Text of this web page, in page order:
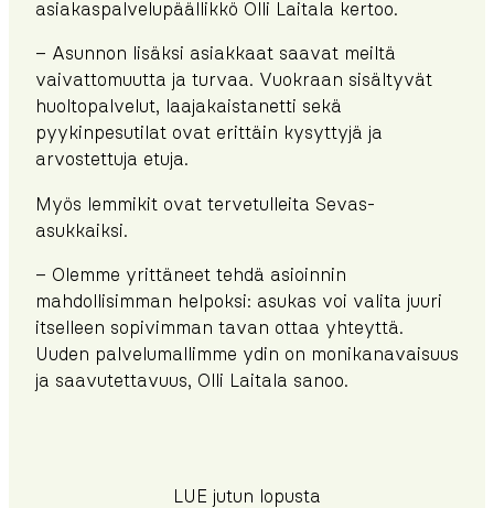
asiakaspalvelupäällikkö Olli Laitala kertoo.
– Asunnon lisäksi asiakkaat saavat meiltä
vaivattomuutta ja turvaa. Vuokraan sisältyvät
huoltopalvelut, laajakaistanetti sekä
pyykinpesutilat ovat erittäin kysyttyjä ja
arvostettuja etuja.
Myös lemmikit ovat tervetulleita Sevas-
asukkaiksi.
– Olemme yrittäneet tehdä asioinnin
mahdollisimman helpoksi: asukas voi valita juuri
itselleen sopivimman tavan ottaa yhteyttä.
Uuden palvelumallimme ydin on monikanavaisuus
ja saavutettavuus, Olli Laitala sanoo.
LUE jutun lopusta